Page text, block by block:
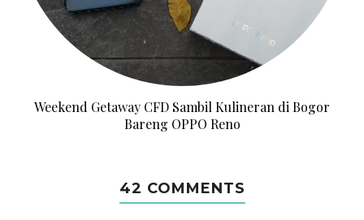
Weekend Getaway CFD Sambil Kulineran di Bogor
Bareng OPPO Reno
42 COMMENTS